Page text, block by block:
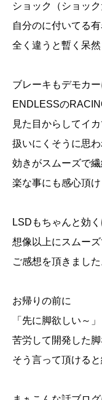
ショック（ショッ
自分のに付いてる
全く違うと暫く呆然
ブレーキもデモカ
ENDLESSの
見た目からしてイ
扱いにくそうに思
効きがスムーズで
楽な事にも感心頂け
LSDもちゃんと効
想像以上にスムー
ご感想を頂きました
お帰りの前に
「先に脚欲しい～
苦労して開発した
そう言って頂ける